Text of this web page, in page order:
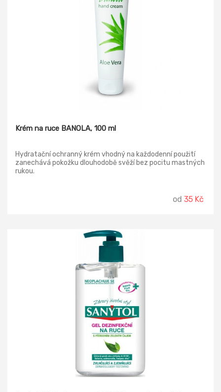
Krém na ruce BANOLA, 100 ml
Hydratační ochranný krém vhodný na každodenní použití
zanechává pokožku dlouhodobě svěží bez pocitu mastných
rukou.
od 35 Kč